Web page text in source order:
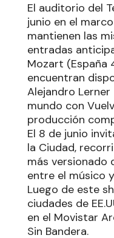
El auditorio del
junio en el
mantienen las
entradas
Mozart (España
encuentran
Alejandro
mundo con
producción
El 8 de junio
la Ciudad,
más versionado
entre el músico
Luego de este
ciudades de
en el Movistar
Sin Bandera.